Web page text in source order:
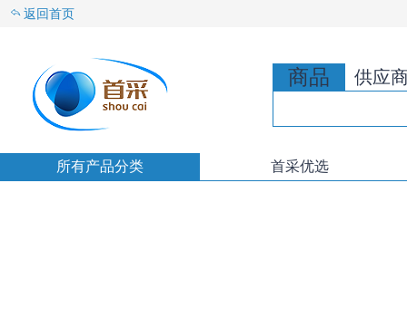
返回首页
商品 供应
所有产品分类 首采优选